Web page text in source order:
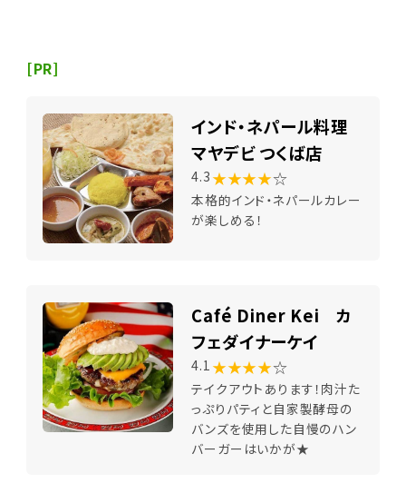
[PR]
インド・ネパール料理
マヤデビ つくば店
4.3 ★★★★☆
本格的インド・ネパールカレー
が楽しめる！
Café Diner Kei カ
フェダイナーケイ
4.1 ★★★★☆
テイクアウトあります！肉汁た
っぷりパティと自家製酵母の
バンズを使用した自慢のハン
バーガーはいかが★